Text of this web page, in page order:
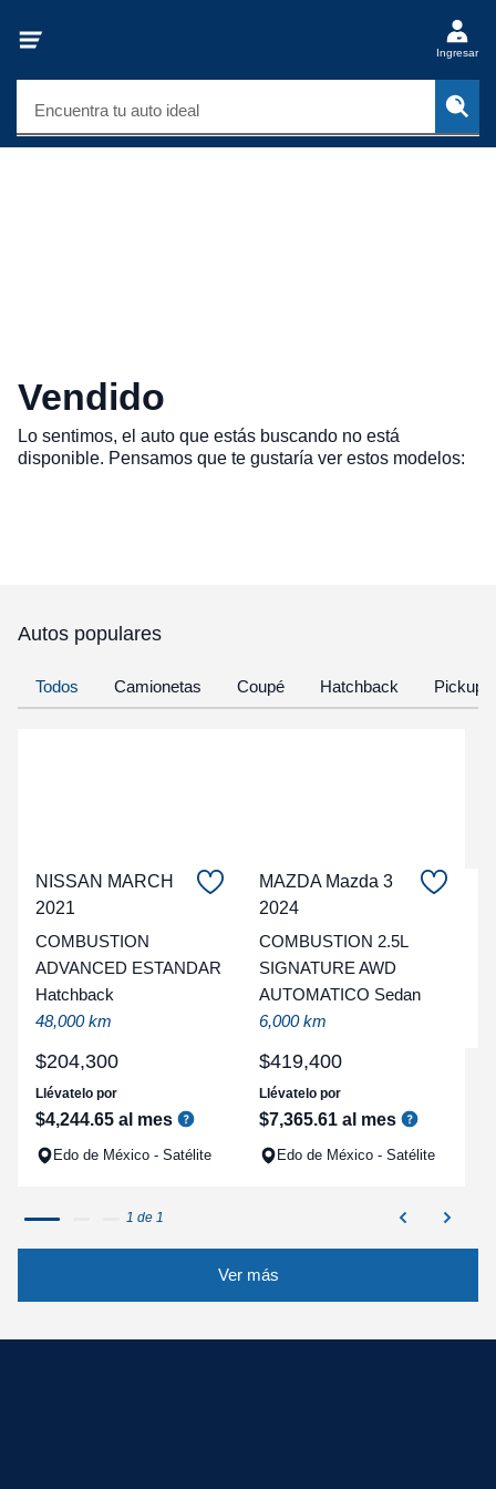
Ingresar
Encuentra tu auto ideal
Vendido
Lo sentimos, el auto que estás buscando no está
disponible. Pensamos que te gustaría ver estos modelos:
Autos populares
Todos Camionetas Coupé Hatchback Pickup
NISSAN MARCH
2021
COMBUSTION
ADVANCED ESTANDAR
Hatchback
48,000 km
$204,300
Llévatelo por
$4,244.65 al mes
Edo de México - Satélite
MAZDA Mazda 3
2024
COMBUSTION 2.5L
SIGNATURE AWD
AUTOMATICO Sedan
6,000 km
$419,400
Llévatelo por
$7,365.61 al mes
Edo de México - Satélite
1 de 1
Ver más